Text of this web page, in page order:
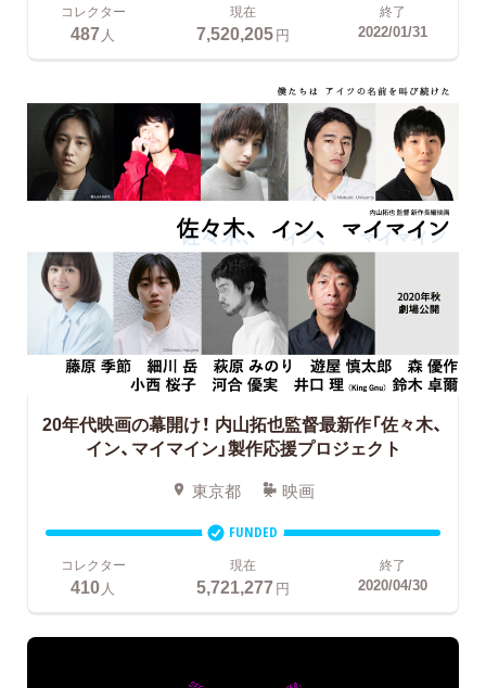
コレクター
487人
現在
7,520,205円
終了
2022/01/31
20年代映画の幕開け！ 内山拓也監督最新作「佐々木、
イン、マイマイン」製作応援プロジェクト
東京都 映画
FUNDED
コレクター
410 人
現在
5,721,277円
終了
2020/04/30